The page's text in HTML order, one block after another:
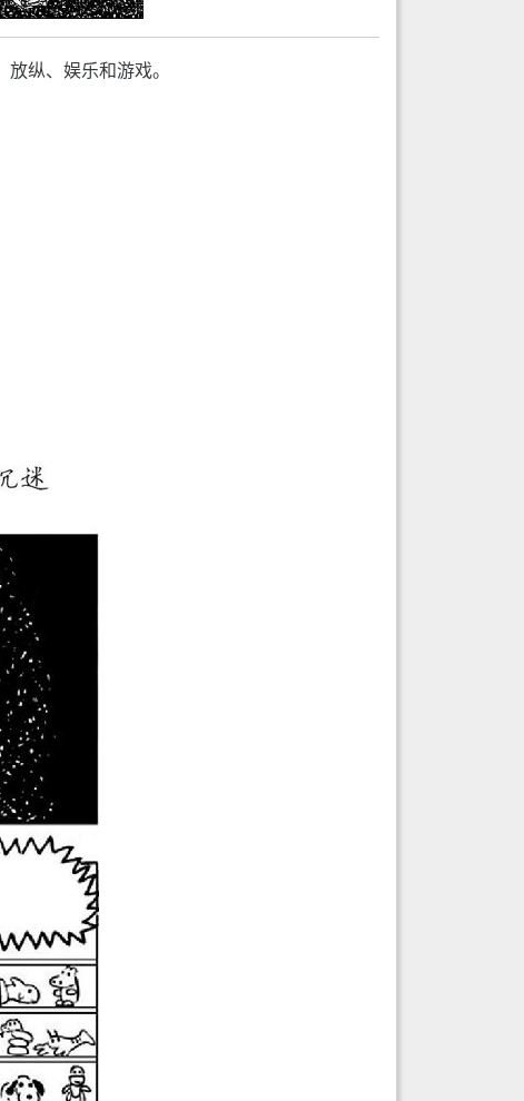
纵、娱乐和游戏。